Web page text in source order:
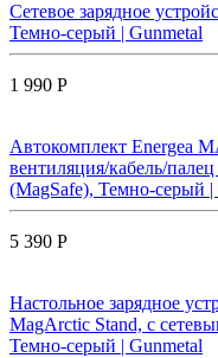
Сетевое зарядное
Темно-серый | Gunmetal
1 990 Р
Автокомплект Energea
вентиляция/кабель/
(MagSafe), Темно-серый |
5 390 Р
Настольное зарядное
MagArctic Stand, с
Темно-серый | Gunmetal